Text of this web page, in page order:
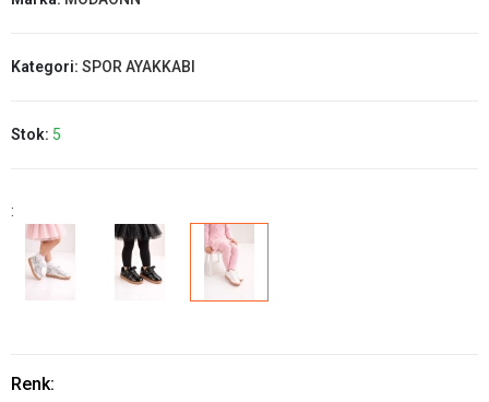
Kategori: SPOR AYAKKABI
Stok: 5
:
Renk: